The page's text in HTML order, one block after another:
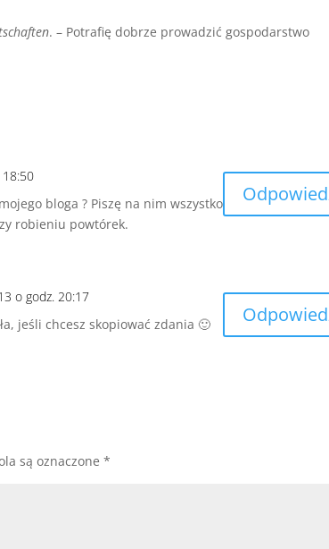
. – Potrafię dobrze prowadzić gospodarstwo
bloga ? Piszę na nim wszystko
robieniu powtórek.
o godz. 20:17
jeśli chcesz skopiować zdania 🙂
są oznaczone*